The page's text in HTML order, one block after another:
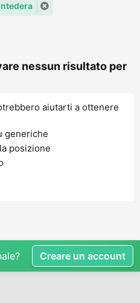
nessun risultato per
aiutarti a ottenere
generiche
posizione
Creare un account